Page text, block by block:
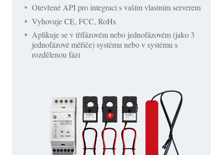
Otevřené API pro integraci s vaším vlastním serverem
Vyhovuje CE, FCC, RoHs
Aplikuje se v třífázovém nebo jednofázovém (jako 3
jednofázové měřiče) systému nebo v systému s
rozdělenou fází